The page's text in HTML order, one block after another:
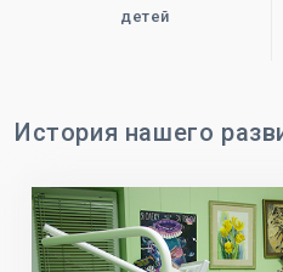
детей
История нашего